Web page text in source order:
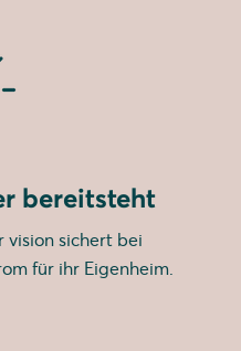
bereitsteht
vision sichert bei
für ihr Eigenheim.